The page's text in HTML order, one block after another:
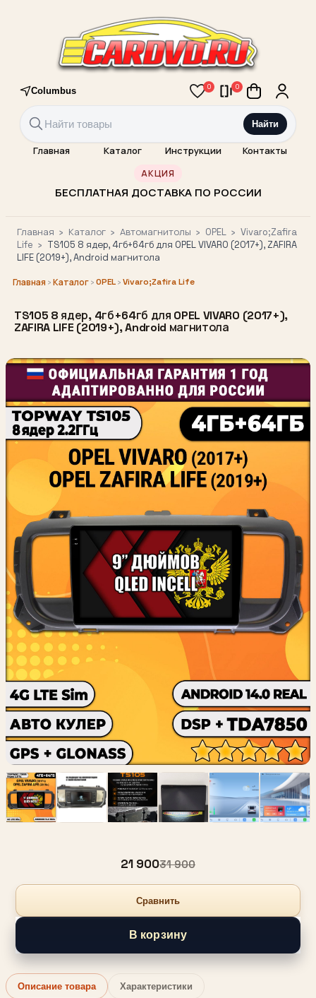
Columbus 0 0
Найти
Главная Каталог Инструкции Контакты
АКЦИЯ
БЕСПЛАТНАЯ ДОСТАВКА ПО РОССИИ
Главная › Каталог › Автомагнитолы › OPEL › Vivaro;Zafira
Life › TS105 8 ядер, 4гб+64гб для OPEL VIVARO (2017+), ZAFIRA
LIFE (2019+), Android магнитола
Главная ›Каталог›OPEL›Vivaro;Zafira Life
TS105 8 ядер, 4гб+64гб для OPEL VIVARO (2017+),
ZAFIRA LIFE (2019+), Android магнитола
21 90031 900
Сравнить
В корзину
Описание товара Характеристики